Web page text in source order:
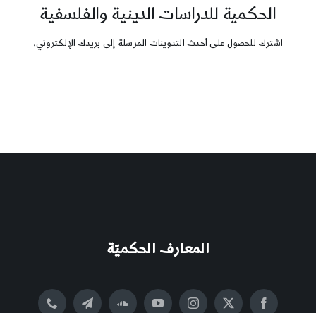
الحكمية للدراسات الدينية والفلسفية
اشترك للحصول على أحدث التدوينات المرسلة إلى بريدك الإلكتروني.
المعارف الحكميّة